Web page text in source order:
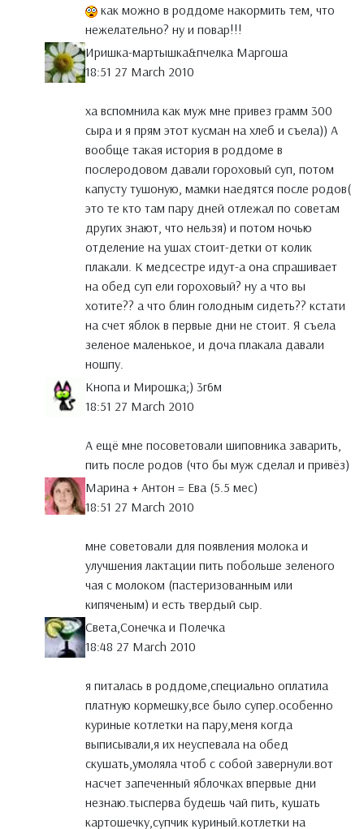
как можно в роддоме накормить тем, что
нежелательно? ну и повар!!!
Иришка-мартышка&пчелка Маргоша
18:51 27 March 2010
ха вспомнила как муж мне привез грамм 300
сыра и я прям этот кусман на хлеб и съела)) А
вообще такая история в роддоме в
послеродовом давали гороховый суп, потом
капусту тушоную, мамки наедятся после родов(
это те кто там пару дней отлежал по советам
других знают, что нельзя) и потом ночью
отделение на ушах стоит-детки от колик
плакали. К медсестре идут-а она спрашивает
на обед суп ели гороховый? ну а что вы
хотите?? а что блин голодным сидеть?? кстати
на счет яблок в первые дни не стоит. Я съела
зеленое маленькое, и доча плакала давали
ношпу.
Кнопа и Мирошка;) 3г6м
18:51 27 March 2010
А ещё мне посоветовали шиповника заварить,
пить после родов (что бы муж сделал и привёз)
Марина + Антон = Ева (5.5 мес)
18:51 27 March 2010
мне советовали для появления молока и
улучшения лактации пить побольше зеленого
чая с молоком (пастеризованным или
кипяченым) и есть твердый сыр.
Света,Сонечка и Полечка
18:48 27 March 2010
я питалась в роддоме,специально оплатила
платную кормешку,все было супер.особенно
куриные котлетки на пару,меня когда
выписывали,я их неуспевала на обед
скушать,умоляла чтоб с собой завернули.вот
насчет запеченный яблочках впервые дни
незнаю.тысперва будешь чай пить, кушать
картошечку,супчик куриный.котлетки на